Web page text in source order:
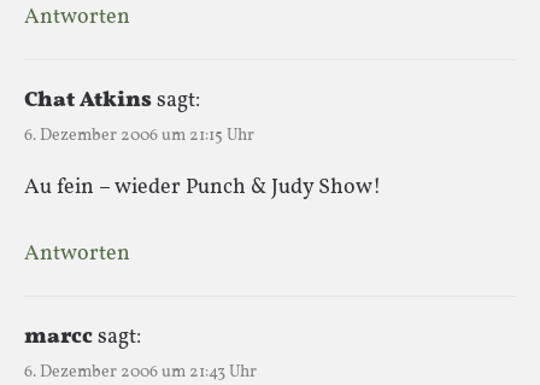
Antworten
Chat Atkinssagt:
6. Dezember 2006 um 21:15 Uhr
Au fein – wieder Punch & Judy Show!
Antworten
marccsagt:
6. Dezember 2006 um 21:43 Uhr